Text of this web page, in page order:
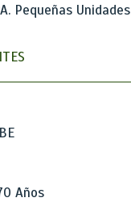
Pequeñas Unidades
Años